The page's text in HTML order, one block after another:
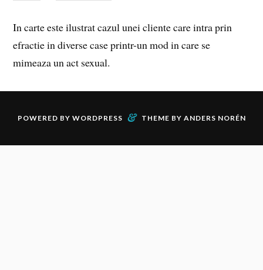
In carte este ilustrat cazul unei cliente care intra prin
efractie in diverse case printr-un mod in care se
mimeaza un act sexual.
POWERED BY WORDPRESS & THEME BY ANDERS NORÉN